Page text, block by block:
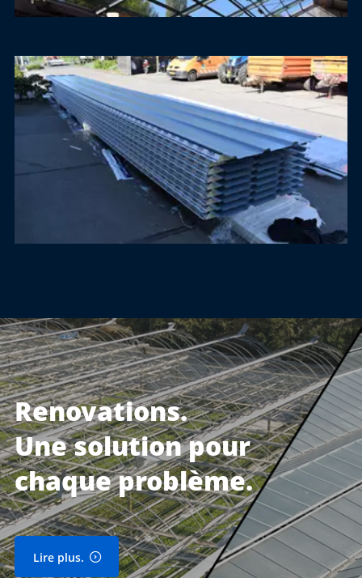
Renovations.
Une solution pour
chaque problème.
Lire plus.